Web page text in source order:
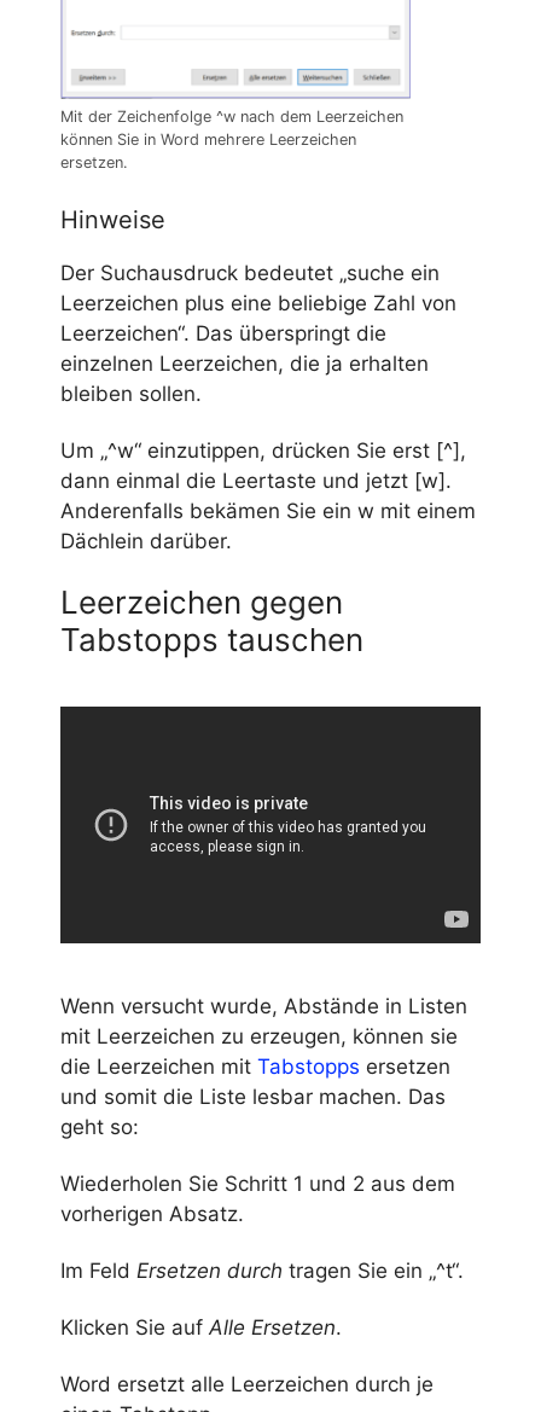
Mit der Zeichenfolge ^w nach dem Leerzeichen
können Sie in Word mehrere Leerzeichen
ersetzen.
Hinweise
Der Suchausdruck bedeutet „suche ein
Leerzeichen plus eine beliebige Zahl von
Leerzeichen“. Das überspringt die
einzelnen Leerzeichen, die ja erhalten
bleiben sollen.
Um „^w“ einzutippen, drücken Sie erst [^],
dann einmal die Leertaste und jetzt [w].
Anderenfalls bekämen Sie ein w mit einem
Dächlein darüber.
Leerzeichen gegen
Tabstopps tauschen
Wenn versucht wurde, Abstände in Listen
mit Leerzeichen zu erzeugen, können sie
die Leerzeichen mit Tabstopps ersetzen
und somit die Liste lesbar machen. Das
geht so:
Wiederholen Sie Schritt 1 und 2 aus dem
vorherigen Absatz.
Im Feld Ersetzen durch tragen Sie ein „^t“.
Klicken Sie aufAlle Ersetzen.
Word ersetzt alle Leerzeichen durch je